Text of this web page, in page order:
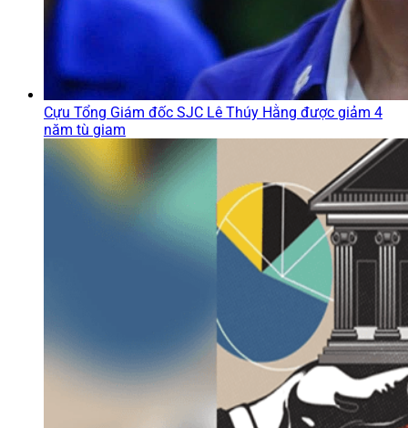
Cựu Tổng Giám đốc SJC Lê Thúy Hằng được giảm 4
năm tù giam